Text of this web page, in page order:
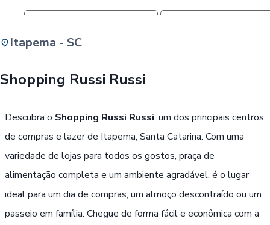
Itapema - SC
Shopping Russi Russi
Descubra o Shopping Russi Russi, um dos principais centros
de compras e lazer de Itapema, Santa Catarina. Com uma
variedade de lojas para todos os gostos, praça de
alimentação completa e um ambiente agradável, é o lugar
ideal para um dia de compras, um almoço descontraído ou um
passeio em família. Chegue de forma fácil e econômica com a